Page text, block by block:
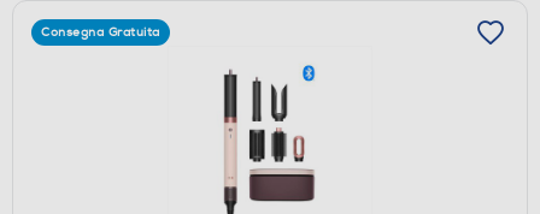
Consegna Gratuita